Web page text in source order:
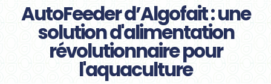
AUTOMATIQUE
AutoFeeder d’Algofait : une
solution d'alimentation
révolutionnaire pour
l'aquaculture